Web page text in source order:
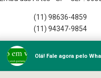
(11) 98636-4859
(11) 94347-9854
Empresa
Missão
Olá! Fale agora pelo